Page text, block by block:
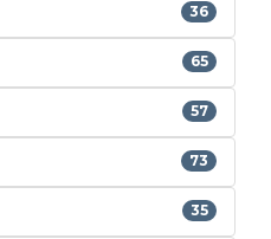
36
65
57
73
35